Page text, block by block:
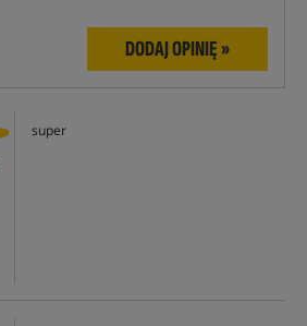
DODAJ OPINIĘ »
super